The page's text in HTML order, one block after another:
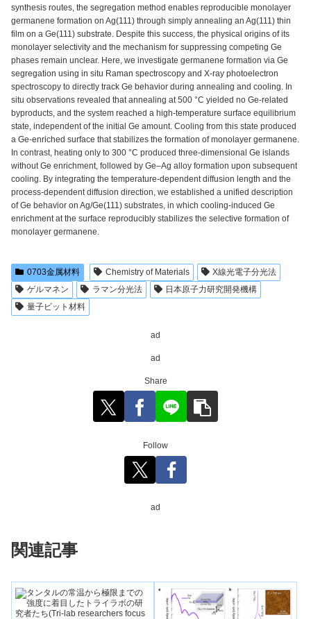
synthesis routes, the segregation method enables reproducible monolayer
germanene formation on Ag(111) through simply annealing an Ag(111) thin
film on a Ge(111) substrate. Despite this success, the physical origins of its
monolayer selectivity and the mechanism for suppressing competing Ge
phases remain unclear. Here, we investigate germanene formation via Ge
segregation using in situ Raman spectroscopy and X-ray photoelectron
spectroscopy to directly track Ge behavior during annealing and cooling. In
situ observations revealed that annealing at 500 °C yielded no Ge-related
byproducts, and the system reached a high-temperature surface equilibrium
state, independent of the initial Ge amount. Cooling from this state produced
a Ge-enriched surface that stabilizes the formation of monolayer germanene.
In contrast, heating only to 300 °C produced three-dimensional Ge islands
without Ge enrichment, followed by Ge–Ag alloy formation upon subsequent
cooling. By integrating the temperature-dependent diffusion length and the
process-dependent diffusion direction, we established a unified description
of Ge behavior on Ag/Ge(111) substrates, in which cooling-induced Ge
enrichment at the surface reproducibly stabilizes the selective formation of
monolayer germanene.
0703金属材料 Chemistry of Materials
X線光電子分光法
ゲルマネン
ラマン分光法
日本原子力研究開発機構
量子ビット材料
ad
ad
Share
Follow
ad
関連記事